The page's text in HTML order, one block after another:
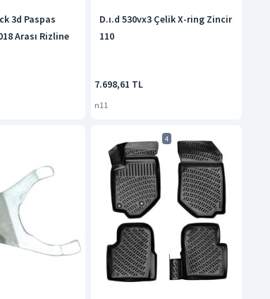
3d Paspas
Arası Rizline
D.ı.d 530vx3 Çelik X-ring Zincir
110
7.698,61 TL
n11
4